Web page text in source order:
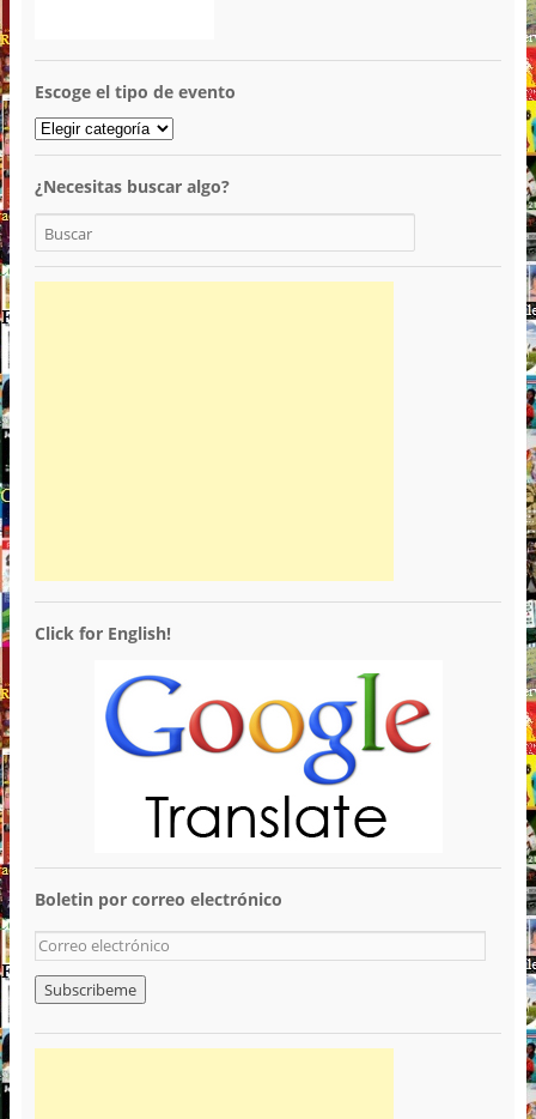
Escoge el tipo de evento
¿Necesitas buscar algo?
Click for English!
Boletin por correo electrónico